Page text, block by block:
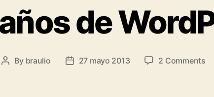
de
Post
By braulio
Post27 mayo 2013 2 Commentson